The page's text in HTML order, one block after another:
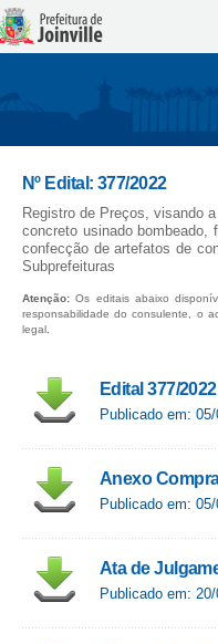
Nº Edital: 377/2022
Registro de Preços, visando
concreto usinado
confecção de artefatos de
Subprefeituras
Atenção: Os editais abaixo
responsabilidade do consulente, o
legal.
Edital 377/2022
Publicado em:
Anexo
Publicado em:
Ata de
Publicado em: